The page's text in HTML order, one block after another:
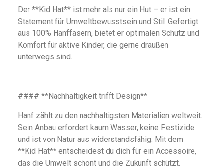
Der **Kid Hat** ist mehr als nur ein Hut – er ist ein
Statement für Umweltbewusstsein und Stil. Gefertigt
aus 100% Hanffasern, bietet er optimalen Schutz und
Komfort für aktive Kinder, die gerne draußen
unterwegs sind.
#### **Nachhaltigkeit trifft Design**
Hanf zählt zu den nachhaltigsten Materialien weltweit.
Sein Anbau erfordert kaum Wasser, keine Pestizide
und ist von Natur aus widerstandsfähig. Mit dem
**Kid Hat** entscheidest du dich für ein Accessoire,
das die Umwelt schont und die Zukunft schützt.